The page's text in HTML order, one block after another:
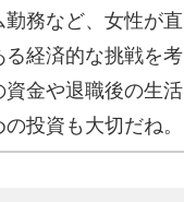
務など、女性が直
経済的な挑戦を考
資金や退職後の生活
投資も大切だね。